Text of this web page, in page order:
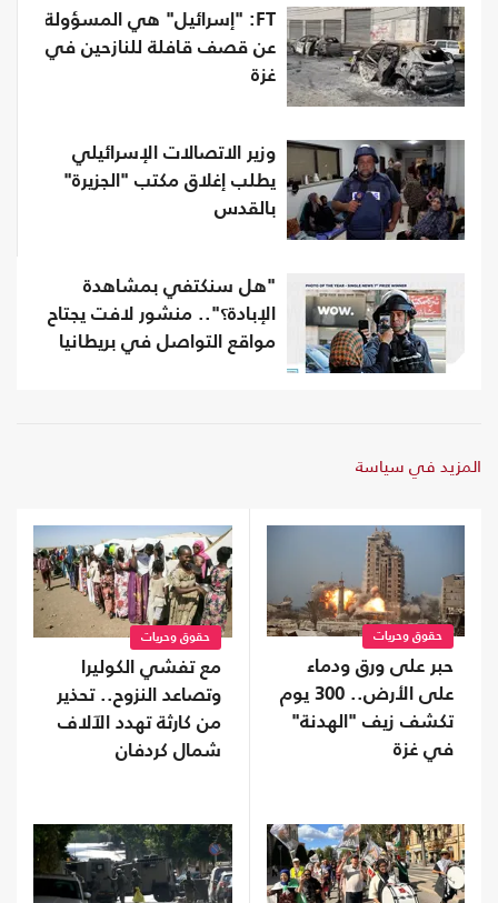
FT: "إسرائيل" هي المسؤولة
عن قصف قافلة للنازحين في
غزة
وزير الاتصالات الإسرائيلي
يطلب إغلاق مكتب "الجزيرة"
بالقدس
"هل سنكتفي بمشاهدة
الإبادة؟".. منشور لافت يجتاح
مواقع التواصل في بريطانيا
المزيد في سياسة
حقوق وحريات
حبر على ورق ودماء
على الأرض.. 300 يوم
تكشف زيف "الهدنة"
في غزة
حقوق وحريات
مع تفشي الكوليرا
وتصاعد النزوح.. تحذير
من كارثة تهدد الآلاف
شمال كردفان